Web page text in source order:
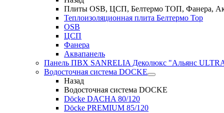
Плиты OSB, ЦСП, Белтермо ТОП, Фанера,
Теплоизоляционная плита Белтермо Top
OSB
ЦСП
Фанера
Аквапанель
Панель ПВХ SANRELIA Деколюкс "Альянс
Водосточная система DOCKE
Назад
Водосточная система DOCKE
Döсkе DACHA 80/120
Döcke PREMIUM 85/120